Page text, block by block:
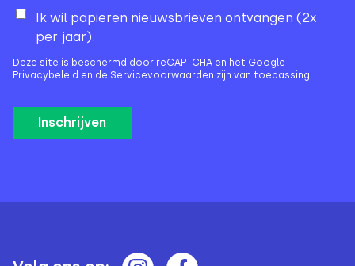
Ik wil papieren nieuwsbrieven ontvangen (2x
per jaar).
Deze site is beschermd door reCAPTCHA en het Google
Privacybeleid en de Servicevoorwaarden zijn van toepassing.